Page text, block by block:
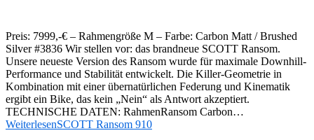
Preis: 7999,-€ – Rahmengröße M – Farbe: Carbon Matt / Brushed
Silver #3836 Wir stellen vor: das brandneue SCOTT Ransom.
Unsere neueste Version des Ransom wurde für maximale Downhill-
Performance und Stabilität entwickelt. Die Killer-Geometrie in
Kombination mit einer übernatürlichen Federung und Kinematik
ergibt ein Bike, das kein „Nein“ als Antwort akzeptiert.
TECHNISCHE DATEN: RahmenRansom Carbon…
WeiterlesenSCOTT Ransom 910